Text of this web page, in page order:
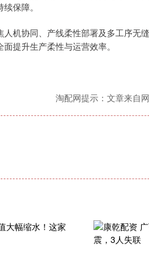
保障。
机协同、产线柔性部署及多工序无
提升生产柔性与运营效率。
淘配网提示：文章来自